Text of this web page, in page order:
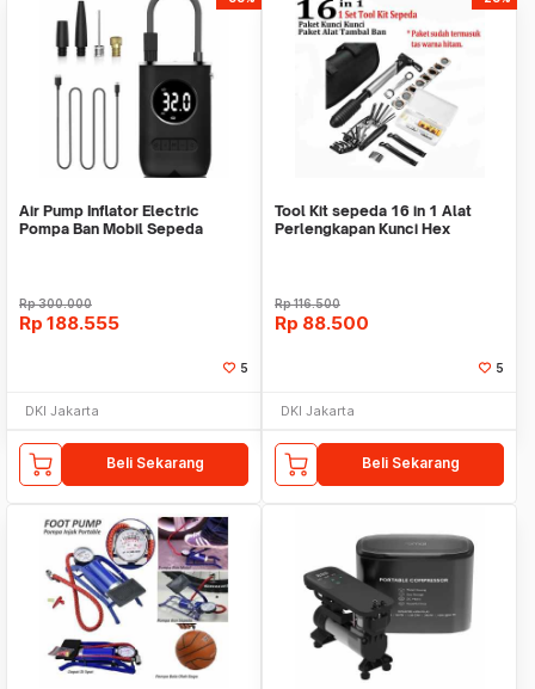
Air Pump Inflator Electric
Pompa Ban Mobil Sepeda
Rp300.000
Rp 188.555
5
DKI Jakarta
Beli Sekarang
Tool Kit sepeda 16 in 1 Alat
Perlengkapan Kunci Hex
Rp116.500
Rp 88.500
5
DKI Jakarta
Beli Sekarang